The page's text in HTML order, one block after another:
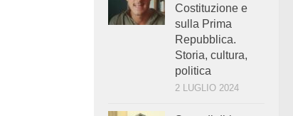
Costituzione e
sulla Prima
Repubblica.
Storia, cultura,
politica
2 LUGLIO 2024